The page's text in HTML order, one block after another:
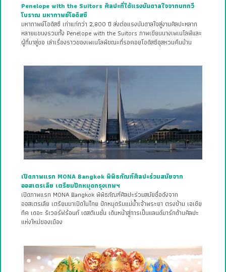
Penelope with the Suitors ศิลปะที่ได้แรงบันดาลใจจากบทกวี
โบราณ มหากาพย์โอดิสซี
มหากาพย์โอดิสซี เก่าแก่กว่า 2,800 ปี ส่งต่อแรงบันดาลใจสู่งานศิลปะหลาก
หลายแขนงรวมทั้ง Penelope with the Suitors ภาพเขียนนางเพเนโลพีและ
ผู้ที่มาสู่ขอ เล่าเรื่องราวของเพเนโลพีขณะที่รอคอยโอดิสซีอุสหวนคืนบ้าน
เปิดภาพแรก MONA Bangkok พิพิธภัณฑ์ศิลปะร่วมสมัยจาก
ออสเตรเลีย เตรียมปักหมุดกรุงเทพฯ
เปิดภาพแรก MONA Bangkok พิพิธภัณฑ์ศิลปะร่วมสมัยชื่อดังจาก
ออสเตรเลีย เตรียมมาเปิดในไทย ปักหมุดริมแม่น้ำเจ้าพระยา ตรงข้าม เอเชีย
ทีค เดอะ ริเวอร์ฟร้อนท์ เดสติเนชั่น เดินหน้าสู่การเป็นแลนด์มาร์กด้านศิลปะ
แห่งใหม่ของเมือง